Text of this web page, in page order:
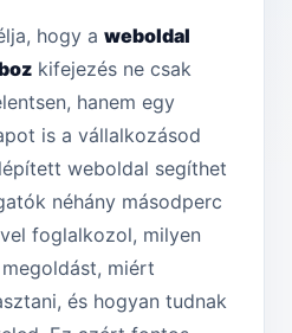
hogy a weboldal
kifejezés ne csak
hanem egy
is a vállalkozásod
weboldal segíthet
néhány másodperc
foglalkozol, milyen
miért
és hogyan tudnak